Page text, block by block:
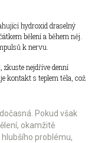
hydroxid draselný
bělení a během něj.
k nervu.
zkuste nejdříve denní
kontakt s teplem těla, což
Pokud však
okamžitě
problému,